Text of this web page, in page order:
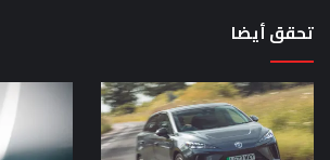
تحقق أيضا